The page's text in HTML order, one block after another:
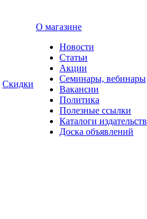
Скидки
О магазине
Новости
Статьи
Акции
Семинары, вебинары
Вакансии
Политика
Полезные ссылки
Каталоги издательств
Доска объявлений